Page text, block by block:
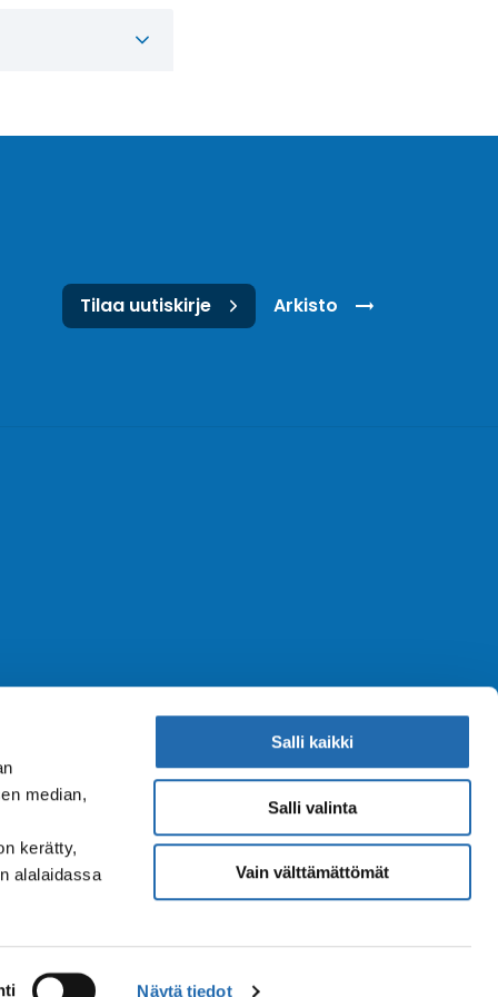
median,
kerätty,
alalaidassa
Näytä tiedot
Salli kaikki
Salli valinta
Vain välttämättömät
Tilaa uutiskirje Arkisto